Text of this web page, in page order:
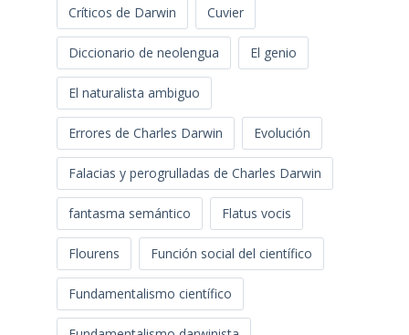
Críticos de Darwin Cuvier
Diccionario de neolengua El genio
El naturalista ambiguo
Errores de Charles Darwin Evolución
Falacias y perogrulladas de Charles Darwin
fantasma semántico Flatus vocis
Flourens Función social del científico
Fundamentalismo científico